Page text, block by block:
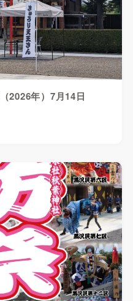
2026年）7月14日